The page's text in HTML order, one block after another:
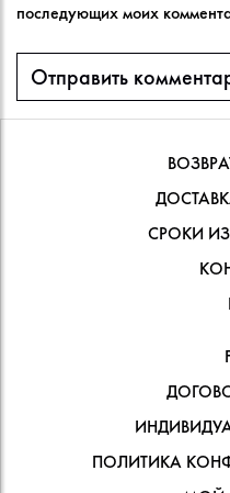
последующих моих
СРОКИ
ПОЛИТИКА